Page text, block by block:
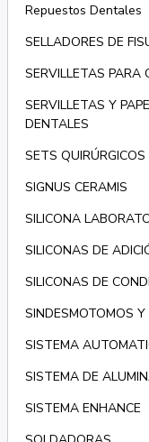
Repuestos Dentales
SELLADORES DE
SERVILLETAS PARA
SERVILLETAS Y
DENTALES
SETS QUIRÚRGICOS
SIGNUS CERAMIS
SILICONA
SILICONAS DE
SILICONAS DE
SINDESMOTOMOS
SISTEMA
SISTEMA DE
SISTEMA ENHANCE